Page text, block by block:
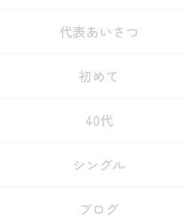
代表あいさつ
初めて
40代
シングル
ブログ